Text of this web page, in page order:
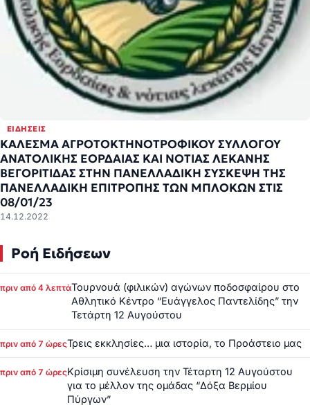
ΕΙΔΉΣΕΙΣ
ΚΑΛΕΣΜΑ ΑΓΡΟΤΟΚΤΗΝΟΤΡΟΦΙΚΟΥ ΣΥΛΛΟΓΟΥ
ΑΝΑΤΟΛΙΚΗΣ ΕΟΡΔΑΙΑΣ ΚΑΙ ΝΟΤΙΑΣ ΛΕΚΑΝΗΣ
ΒΕΓΟΡΙΤΙΔΑΣ ΣΤΗΝ ΠΑΝΕΛΛΑΔΙΚΗ ΣΥΣΚΕΨΗ ΤΗΣ
ΠΑΝΕΛΛΑΔΙΚΗ ΕΠΙΤΡΟΠΗΣ ΤΩΝ ΜΠΛΟΚΩΝ ΣΤΙΣ
08/01/23
14.12.2022
Ροή Ειδήσεων
πριν από 4 λεπτάΤουρνουά (φιλικών) αγώνων ποδοσφαίρου στο
Αθλητικό Κέντρο “Ευάγγελος Παντελίδης” την
Τετάρτη 12 Αυγούστου
πριν από 7 ώρεςΤρεις εκκλησίες… μια ιστορία, το Προάστειο μας
πριν από 7 ώρεςΚρίσιμη συνέλευση την Τέταρτη 12 Αυγούστου
για το μέλλον της ομάδας “Δόξα Βερμίου
Πύργων”